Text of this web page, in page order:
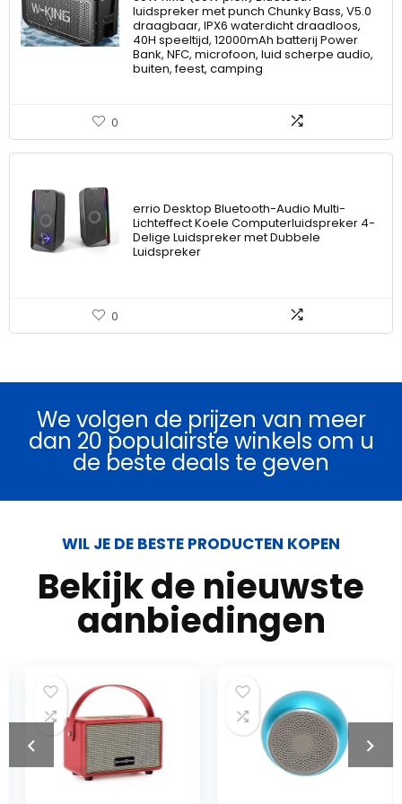
luidspreker met punch Chunky Bass, V5.0
draagbaar, IPX6 waterdicht draadloos,
40H speeltijd, 12000mAh batterij Power
Bank, NFC, microfoon, luid scherpe audio,
buiten, feest, camping
0
errio Desktop Bluetooth-Audio Multi-
Lichteffect Koele Computerluidspreker 4-
Delige Luidspreker met Dubbele
Luidspreker
0
We volgen de prijzen van meer
dan 20 populairste winkels om u
de beste deals te geven
WIL JE DE BESTE PRODUCTEN KOPEN
Bekijk de nieuwste
aanbiedingen